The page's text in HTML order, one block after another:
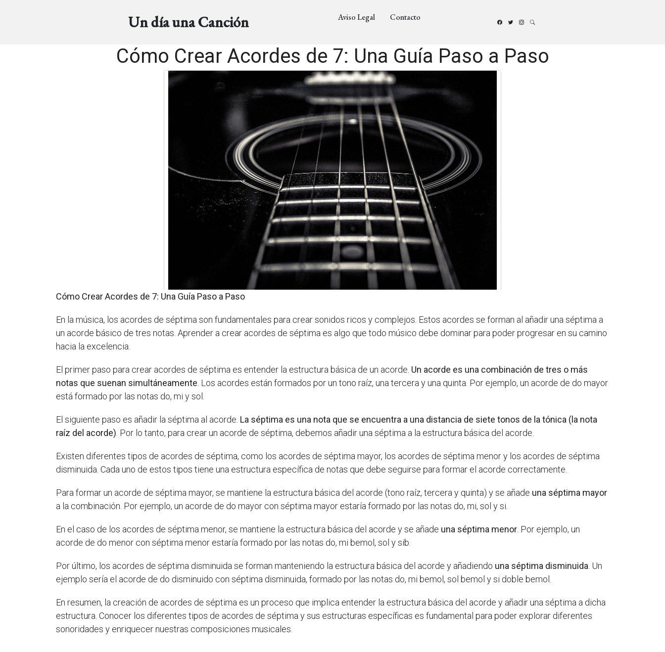
Un día una Canción Aviso Legal Contacto
Cómo Crear Acordes de 7: Una Guía Paso a Paso
Cómo Crear Acordes de 7: Una Guía Paso a Paso
En la música, los acordes de séptima son fundamentales para crear sonidos ricos y complejos. Estos acordes se forman al añadir una séptima a
un acorde básico de tres notas. Aprender a crear acordes de séptima es algo que todo músico debe dominar para poder progresar en su camino
hacia la excelencia.
El primer paso para crear acordes de séptima es entender la estructura básica de un acorde. Un acorde es una combinación de tres o más
notas que suenan simultáneamente . Los acordes están formados por un tono raíz, una tercera y una quinta. Por ejemplo, un acorde de do mayor
está formado por las notas do, mi y sol.
El siguiente paso es añadir la séptima al acorde. La séptima es una nota que se encuentra a una distancia de siete tonos de la tónica (la nota
raíz del acorde) . Por lo tanto, para crear un acorde de séptima, debemos añadir una séptima a la estructura básica del acorde.
Existen diferentes tipos de acordes de séptima, como los acordes de séptima mayor, los acordes de séptima menor y los acordes de séptima
disminuida. Cada uno de estos tipos tiene una estructura específica de notas que debe seguirse para formar el acorde correctamente.
Para formar un acorde de séptima mayor, se mantiene la estructura básica del acorde (tono raíz, tercera y quinta) y se añade una séptima mayor
a la combinación. Por ejemplo, un acorde de do mayor con séptima mayor estaría formado por las notas do, mi, sol y si.
En el caso de los acordes de séptima menor, se mantiene la estructura básica del acorde y se añade una séptima menor . Por ejemplo, un
acorde de do menor con séptima menor estaría formado por las notas do, mi bemol, sol y sib.
Por último, los acordes de séptima disminuida se forman manteniendo la estructura básica del acorde y añadiendo una séptima disminuida . Un
ejemplo sería el acorde de do disminuido con séptima disminuida, formado por las notas do, mi bemol, sol bemol y si doble bemol.
En resumen, la creación de acordes de séptima es un proceso que implica entender la estructura básica del acorde y añadir una séptima a dicha
estructura. Conocer los diferentes tipos de acordes de séptima y sus estructuras específicas es fundamental para poder explorar diferentes
sonoridades y enriquecer nuestras composiciones musicales.